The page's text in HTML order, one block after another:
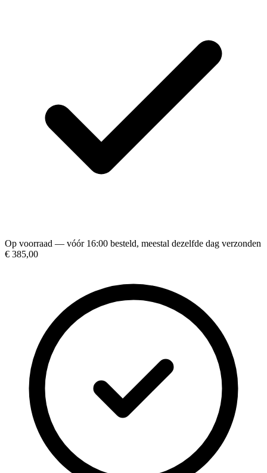
Op voorraad — vóór 16:00 besteld, meestal dezelfde dag verzonden
€ 385,00